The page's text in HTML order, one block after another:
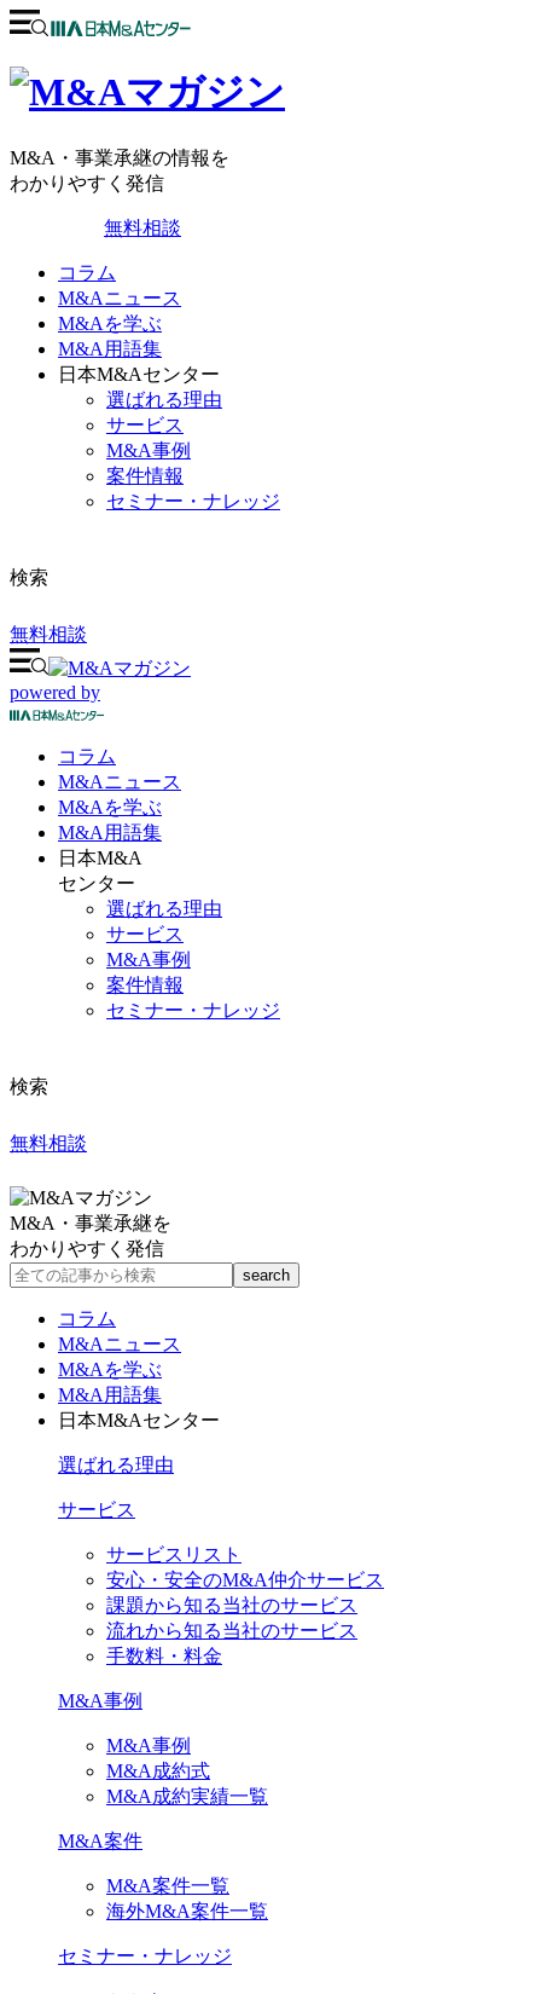
M&A・事業承継の情報を
わかりやすく発信
無料相談
コラム
M&Aニュース
M&Aを学ぶ
M&A用語集
日本M&Aセンター
選ばれる理由
サービス
M&A事例
案件情報
セミナー・ナレッジ
検索
無料相談
powered by
コラム
M&Aニュース
M&Aを学ぶ
M&A 用語集
日本M&A
センター
選ばれる理由
サービス
M&A事例
案件情報
セミナー・ナレッジ
検索
無料相談
M&A・事業承継を
わかりやすく発信
コラム
M&Aニュース
M&Aを学ぶ
M&A用語集
日本M&Aセンター
選ばれる理由
サービス
サービスリスト
安心・安全のM&A仲介サービス
課題から知る当社のサービス
流れから知る当社のサービス
手数料・料金
M&A事例
M&A事例
M&A成約式
M&A成約実績一覧
M&A案件
M&A案件一覧
海外M&A案件一覧
セミナー・ナレッジ